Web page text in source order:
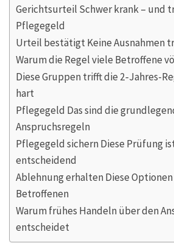
Gerichtsurteil Schwer krank – und
Pflegegeld
Urteil bestätigt Keine Ausnahmen
Warum die Regel viele Betroffene
Diese Gruppen trifft die 2‑Jahres-
hart
Pflegegeld Das sind die
Anspruchsregeln
Pflegegeld sichern Diese Prüfung
entscheidend
Ablehnung erhalten Diese
Betroffenen
Warum frühes Handeln über den
entscheidet